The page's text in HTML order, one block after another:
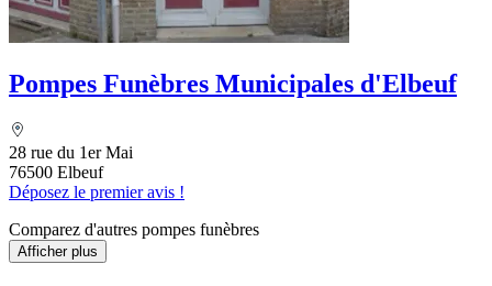
Pompes Funèbres Municipales d'Elbeuf
28 rue du 1er Mai
76500 Elbeuf
Déposez le premier avis !
Comparez d'autres pompes funèbres
Afficher plus